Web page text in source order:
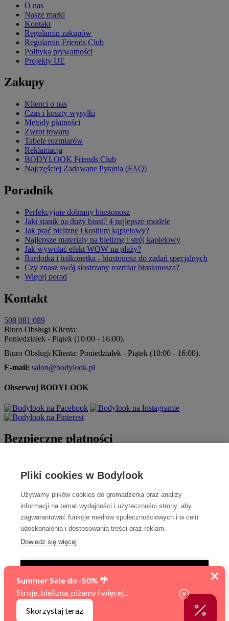
Pliki cookies w Bodylook
Używamy plików cookies do gromadzenia oraz analizy
informacji na temat wydajności i użyteczności strony, aby
zagwarantować funkcje mediów społecznościowych i w celu
udoskonalenia i dostosowania treści oraz reklam.
Dowiedz się więcej
AKCEPTUJ WSZYSTKIE
Zarządzaj ustawieniami
O nas
Nasze marki
Kontakt
Regulamin zakupów
Regulamin Friends Club
Polityka prywatności
Projekty UE
Zakupy
Klienci o nas
Czas i koszty wysyłki
Metody płatności
Zwrot towaru
Tabele rozmiarów
Reklamacja
BODYLOOK Friends Club
Najczęściej Zadawane Pytania (FAQ)
Poradnik
Perfekcyjnie dobrany biustonosz
Jaki stanik na duży biust? 4 najlepsze modele
Jak prać bieliznę i kostium kąpielowy?
Najlepsze materiały na bieliznę i strój kąpielowy
Jak wywołać efekt WOW na plaży?
Bardotka i balkonetka - biustonosz do zadań specjalnych
Czy znasz swój siostrzany rozmiar biustonosza?
Więcej porad
Kontakt
508 081 089
Biuro Obsługi Klienta:
Poniedziałek - Piątek (10:00 - 16:00).
Biuro Obsługi Klienta: Poniedziałek - Piątek (10:00 - 16:00).
E-mail: salon@bodylook.pl
Obserwuj BODYLOOK
Bezpieczne płatności
Szybka dostawa
Sfinansowano w ramach reakcji Unii na pandemię COVID-19.